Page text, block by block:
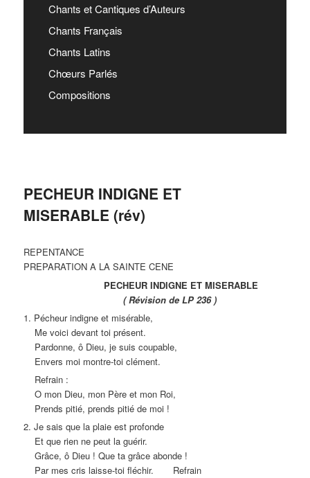
PECHEUR INDIGNE ET
MISERABLE (rév)
REPENTANCE
PREPARATION A LA SAINTE CENE
PECHEUR INDIGNE ET MISERABLE
( Révision de LP 236 )
1. Pécheur indigne et misérable,
Me voici devant toi présent.
Pardonne, ô Dieu, je suis coupable,
Envers moi montre-toi clément.
Refrain :
O mon Dieu, mon Père et mon Roi,
Prends pitié, prends pitié de moi !
2. Je sais que la plaie est profonde
Et que rien ne peut la guérir.
Grâce, ô Dieu ! Que ta grâce abonde !
Par mes cris laisse-toi fléchir. Refrain
Chants et Cantiques d’Auteurs
Chants Français
Chants Latins
Chœurs Parlés
Compositions